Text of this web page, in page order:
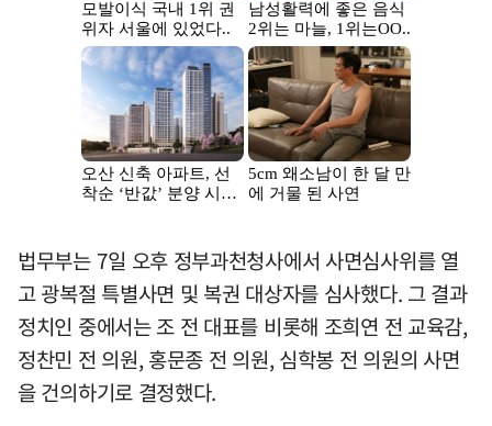
법무부는 7일 오후 정부과천청사에서 사면심사위를 열
고 광복절 특별사면 및 복권 대상자를 심사했다. 그 결과
정치인 중에서는 조 전 대표를 비롯해 조희연 전 교육감,
정찬민 전 의원, 홍문종 전 의원, 심학봉 전 의원의 사면
을 건의하기로 결정했다.